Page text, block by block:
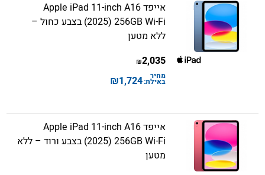
אייפד Apple iPad 11-inch A16
(2025) 256GB Wi-Fi בצבע כחול –
ללא מטען
2,035
₪
מחיר
באילת:1,724
₪
אייפד Apple iPad 11-inch A16
(2025) 256GB Wi-Fi בצבע ורוד – ללא
מטען